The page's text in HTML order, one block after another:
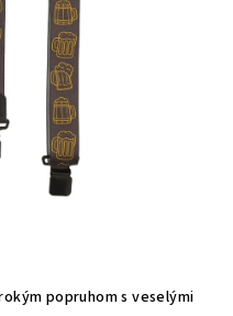
popruhom s veselými